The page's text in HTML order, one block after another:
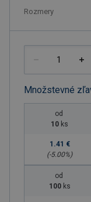
Rozmery
Množstevné
od
10 ks
1.41 €
(-5.00%)
od
100 ks